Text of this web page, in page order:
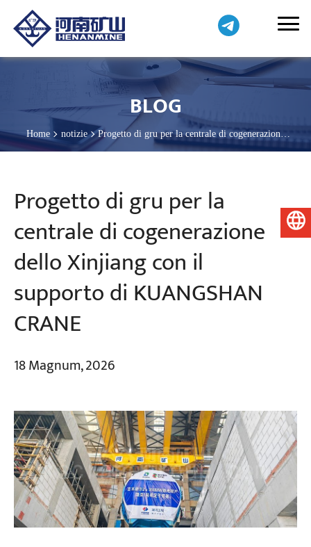
BLOG
Home notizie
Progetto di gru per la centrale di cogenerazione
dello Xinjiang con il supporto di KUANGSHAN CRANE
Progetto di gru per la
centrale di cogenerazione
dello Xinjiang con il
supporto di KUANGSHAN
CRANE
18 Magnum, 2026
Italiano